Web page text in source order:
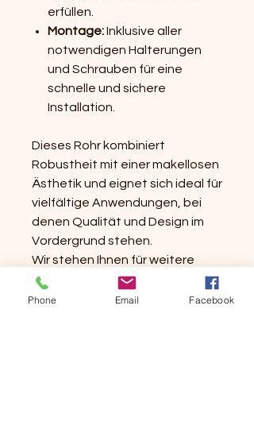
erfüllen.
Montage:Inklusive aller
notwendigen Halterungen
und Schrauben für eine
schnelle und sichere
Installation.
Dieses Rohr kombiniert
Robustheit mit einer makellosen
Ästhetik und eignet sich ideal für
vielfältige Anwendungen, bei
denen Qualität und Design im
Vordergrund stehen.
Wir stehen Ihnen für weitere
Informationen oder individuelle
Angebote gerne zur Verfügung.
Phone Email Facebook